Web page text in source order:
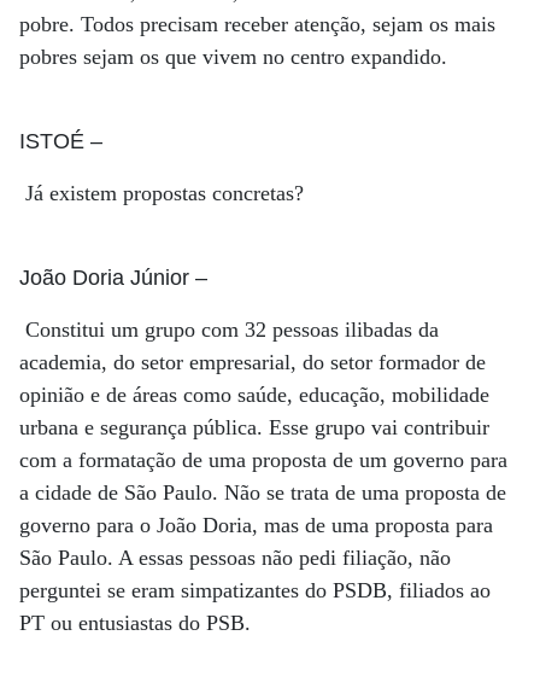
pobre. Todos precisam receber atenção, sejam os mais
pobres sejam os que vivem no centro expandido.
ISTOÉ –
Já existem propostas concretas?
João Doria Júnior –
Constitui um grupo com 32 pessoas ilibadas da
academia, do setor empresarial, do setor formador de
opinião e de áreas como saúde, educação, mobilidade
urbana e segurança pública. Esse grupo vai contribuir
com a formatação de uma proposta de um governo para
a cidade de São Paulo. Não se trata de uma proposta de
governo para o João Doria, mas de uma proposta para
São Paulo. A essas pessoas não pedi filiação, não
perguntei se eram simpatizantes do PSDB, filiados ao
PT ou entusiastas do PSB.